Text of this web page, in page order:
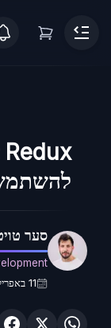
סער
11 באפריל 2024